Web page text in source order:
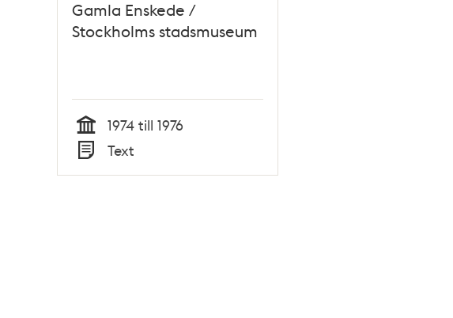
Gamla Enskede /
Stockholms stadsmuseum
Tid
1974 till 1976
Typ
Text